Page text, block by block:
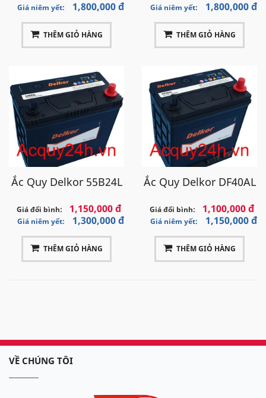
Giá niêm yết: 1,800,000 đ
THÊM GIỎ HÀNG
Giá niêm yết: 1,800,000 đ
THÊM GIỎ HÀNG
Ắc Quy Delkor 55B24L
Giá đổi bình: 1,150,000 đ
Giá niêm yết: 1,300,000 đ
THÊM GIỎ HÀNG
Ắc Quy Delkor DF40AL
Giá đổi bình: 1,100,000 đ
Giá niêm yết: 1,150,000 đ
THÊM GIỎ HÀNG
VỀ CHÚNG TÔI